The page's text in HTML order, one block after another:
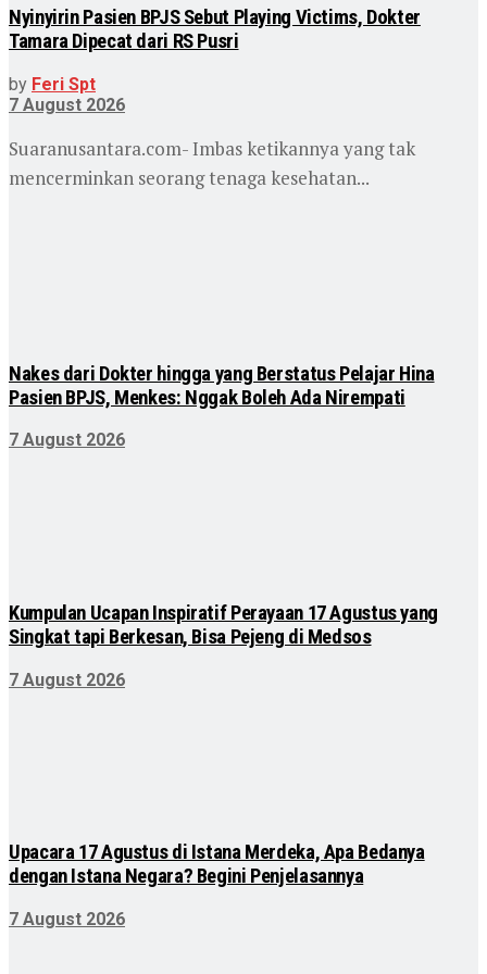
Nyinyirin Pasien BPJS Sebut Playing Victims, Dokter
Tamara Dipecat dari RS Pusri
by Feri Spt
7 August 2026
Suaranusantara.com- Imbas ketikannya yang tak
mencerminkan seorang tenaga kesehatan...
Nakes dari Dokter hingga yang Berstatus Pelajar Hina
Pasien BPJS, Menkes: Nggak Boleh Ada Nirempati
7 August 2026
Kumpulan Ucapan Inspiratif Perayaan 17 Agustus yang
Singkat tapi Berkesan, Bisa Pejeng di Medsos
7 August 2026
Upacara 17 Agustus di Istana Merdeka, Apa Bedanya
dengan Istana Negara? Begini Penjelasannya
7 August 2026